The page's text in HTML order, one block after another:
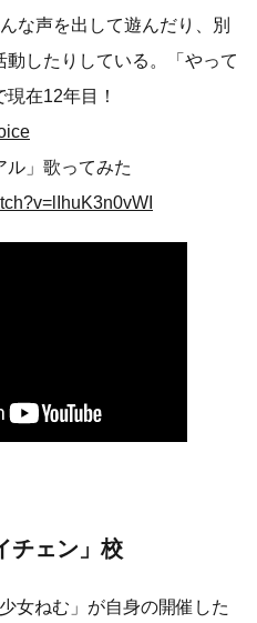
な声を出して遊んだり、別
したりしている。「やって
在12年目！
」歌ってみた
チェン」校
女ねむ」が自身の開催した